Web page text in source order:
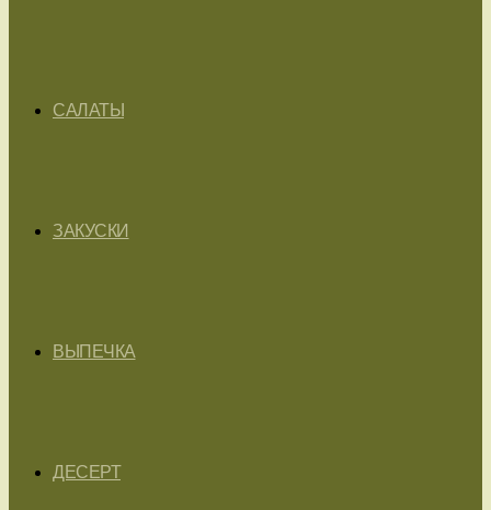
САЛАТЫ
ЗАКУСКИ
ВЫПЕЧКА
ДЕСЕРТ